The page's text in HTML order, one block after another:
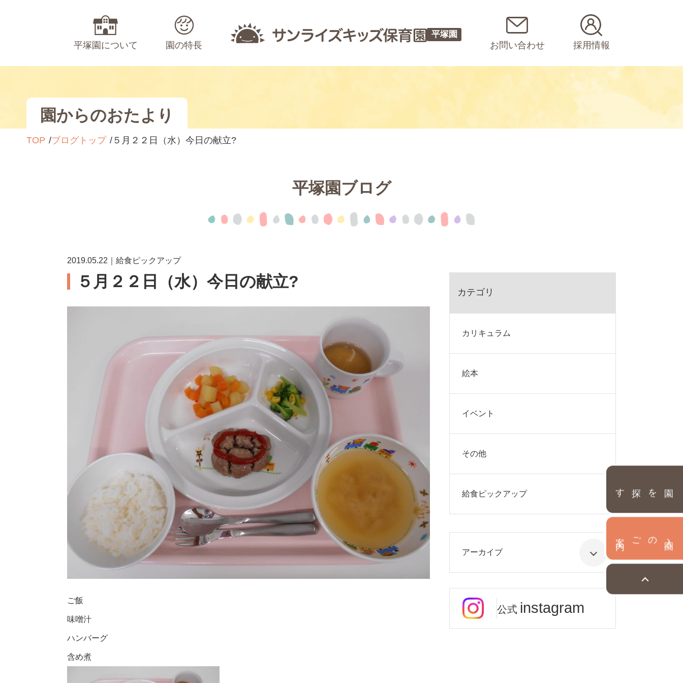
平塚園について 園の特長
平塚園
お問い合わせ 採用情報
園を探す
園からのおたより
TOP ブログトップ ５月２２日（水）今日の献立?
平塚園ブログ
2019.05.22｜給食ピックアップ
５月２２日（水）今日の献立?
ご飯
味噌汁
ハンバーグ
含め煮
カテゴリ
カリキュラム
絵本
イベント
その他
給食ピックアップ
アーカイブ
公式 instagram